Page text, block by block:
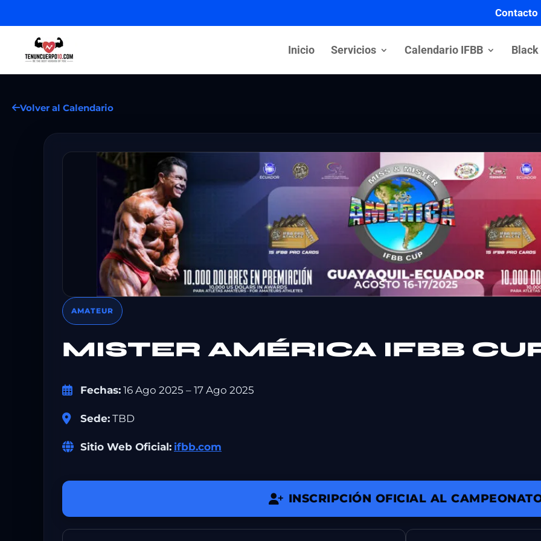
Contacto
Inicio Servicios Calendario IFBB Black
Volver al Calendario
AMATEUR
MISTER AMÉRICA IFBB
Fechas: 16 Ago 2025 – 17 Ago 2025
Sede: TBD
Sitio Web Oficial: ifbb.com
INSCRIPCIÓN OFICIAL AL